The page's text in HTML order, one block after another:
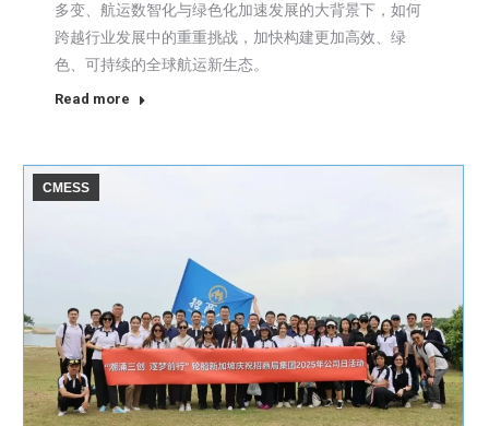
多变、航运数智化与绿色化加速发展的大背景下，如何
跨越行业发展中的重重挑战，加快构建更加高效、绿
色、可持续的全球航运新生态。
Read more
CMESS